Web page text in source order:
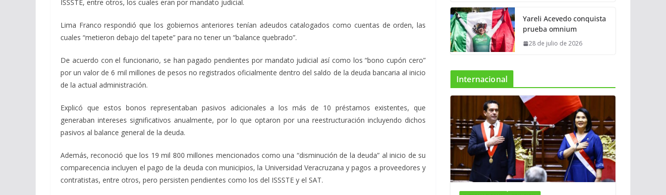
ISSSTE, entre otros, los cuales eran por mandato judicial.
Lima Franco respondió que los gobiernos anteriores tenían adeudos catalogados como cuentas de orden, las
cuales “metieron debajo del tapete” para no tener un “balance quebrado”.
De acuerdo con el funcionario, se han pagado pendientes por mandato judicial así como los “bono cupón cero”
por un valor de 6 mil millones de pesos no registrados oficialmente dentro del saldo de la deuda bancaria al inicio
de la actual administración.
Explicó que estos bonos representaban pasivos adicionales a los más de 10 préstamos existentes, que
generaban intereses significativos anualmente, por lo que optaron por una reestructuración incluyendo dichos
pasivos al balance general de la deuda.
Además, reconoció que los 19 mil 800 millones mencionados como una “disminución de la deuda” al inicio de su
comparecencia incluyen el pago de la deuda con municipios, la Universidad Veracruzana y pagos a proveedores y
contratistas, entre otros, pero persisten pendientes como los del ISSSTE y el SAT.
Yareli Acevedo conquista
prueba omnium
28 de julio de 2026
Internacional